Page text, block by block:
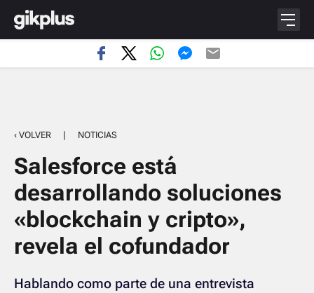
‹ VOLVER | NOTICIAS
Salesforce está
desarrollando soluciones
«blockchain y cripto»,
revela el cofundador
Hablando como parte de una entrevista